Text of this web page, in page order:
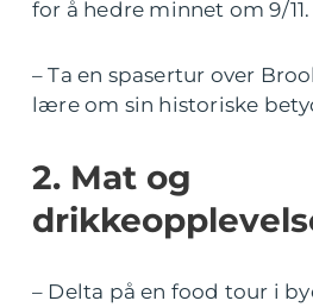
for å hedre minnet om 9/11.
– Ta en spasertur over
lære om sin historiske
2. Mat og
– Delta på en food tour i